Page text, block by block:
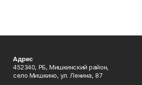
Адрес
452340, РБ, Мишкинский район,
село Мишкино, ул. Ленина, 87